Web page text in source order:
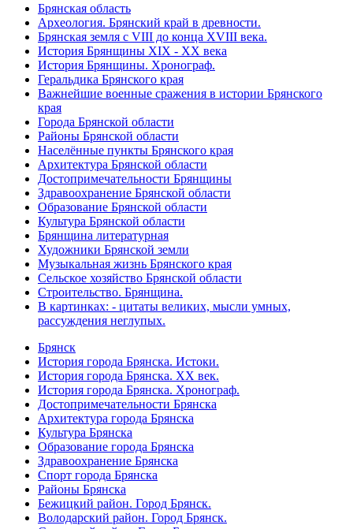
Брянская область
Археология. Брянский край в древности.
Брянская земля с VIII до конца XVIII века.
История Брянщины XIX - XX века
История Брянщины. Хронограф.
Геральдика Брянского края
Важнейшие военные сражения в истории Брянского
края
Города Брянской области
Районы Брянской области
Населённые пункты Брянского края
Архитектура Брянской области
Достопримечательности Брянщины
Здравоохранение Брянской области
Образование Брянской области
Культура Брянской области
Брянщина литературная
Художники Брянской земли
Музыкальная жизнь Брянского края
Сельское хозяйство Брянской области
Строительство. Брянщина.
В картинках: - цитаты великих, мысли умных,
рассуждения неглупых.
Брянск
История города Брянска. Истоки.
История города Брянска. XX век.
История города Брянска. Хронограф.
Достопримечательности Брянска
Архитектура города Брянска
Культура Брянска
Образование города Брянска
Здравоохранение Брянска
Спорт города Брянска
Районы Брянска
Бежицкий район. Город Брянск.
Володарский район. Город Брянск.